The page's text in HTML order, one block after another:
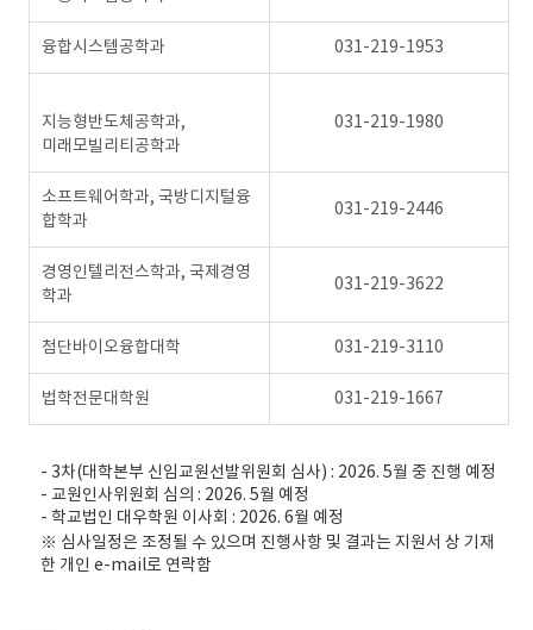
융합시스템공학과 031-219-1953
지능형반도체공학과,
미래모빌리티공학과
031-219-1980
소프트웨어학과, 국방디지털융
합학과
031-219-2446
경영인텔리전스학과, 국제경영
학과
031-219-3622
첨단바이오융합대학 031-219-3110
법학전문대학원 031-219-1667
- 3차(대학본부 신임교원선발위원회 심사) : 2026. 5월 중 진행 예정
- 교원인사위원회 심의 : 2026. 5월 예정
- 학교법인 대우학원 이사회 : 2026. 6월 예정
※ 심사일정은 조정될 수 있으며 진행사항 및 결과는 지원서 상 기재
한 개인 e-mail로 연락함